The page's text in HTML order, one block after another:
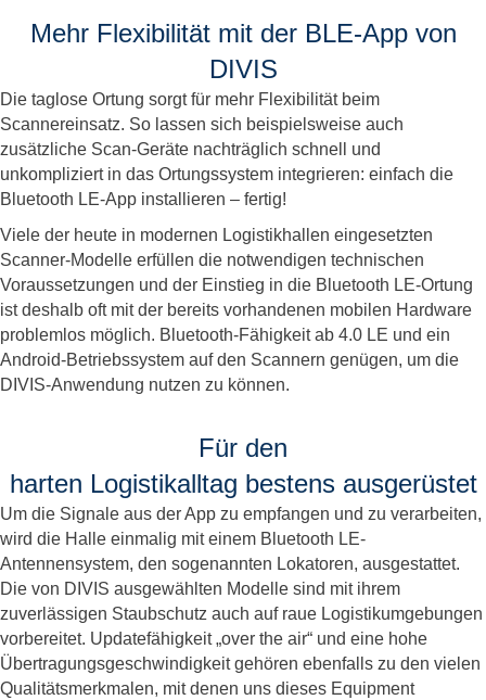
Mehr Flexibilität mit der BLE-App von
DIVIS
Die taglose Ortung sorgt für mehr Flexibilität beim
Scannereinsatz. So lassen sich beispielsweise auch
zusätzliche Scan-Geräte nachträglich schnell und
unkompliziert in das Ortungssystem integrieren: einfach die
Bluetooth LE-App installieren – fertig!
Viele der heute in modernen Logistikhallen eingesetzten
Scanner-Modelle erfüllen die notwendigen technischen
Voraussetzungen und der Einstieg in die Bluetooth LE-Ortung
ist deshalb oft mit der bereits vorhandenen mobilen Hardware
problemlos möglich. Bluetooth-Fähigkeit ab 4.0 LE und ein
Android-Betriebssystem auf den Scannern genügen, um die
DIVIS-Anwendung nutzen zu können.
Für den
harten Logistikalltag bestens ausgerüstet
Um die Signale aus der App zu empfangen und zu verarbeiten,
wird die Halle einmalig mit einem Bluetooth LE-
Antennensystem, den sogenannten Lokatoren, ausgestattet.
Die von DIVIS ausgewählten Modelle sind mit ihrem
zuverlässigen Staubschutz auch auf raue Logistikumgebungen
vorbereitet. Updatefähigkeit „over the air“ und eine hohe
Übertragungsgeschwindigkeit gehören ebenfalls zu den vielen
Qualitätsmerkmalen, mit denen uns dieses Equipment